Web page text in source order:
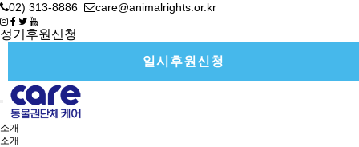
02) 313-8886 care@animalrights.or.kr
정기후원신청
일시후원신청
소개
소개